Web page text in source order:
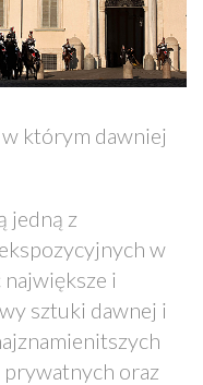
w którym dawniej
jedną z
w
największe i
sztuki dawnej i
prywatnych oraz